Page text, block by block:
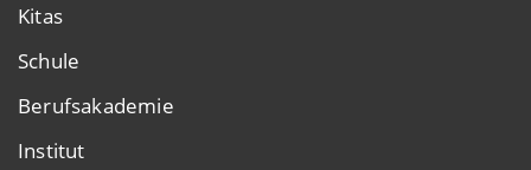
Kitas
Schule
Berufsakademie
Institut